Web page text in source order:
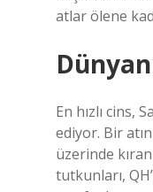
atlar ölene
En hızlı cins,
ediyor. Bir
üzerinde
tutkunları,